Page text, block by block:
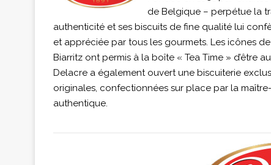
de Belgique – perpétue la
authenticité et ses biscuits de fine qualité lui
et appréciée par tous les gourmets. Les icônes
Biarritz ont permis à la boîte « Tea Time » d’être
Delacre a également ouvert une biscuiterie
originales, confectionnées sur place par la
authentique.